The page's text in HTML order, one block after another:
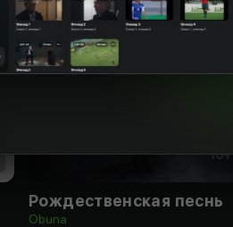
16+
Рождественская песнь
Obuna